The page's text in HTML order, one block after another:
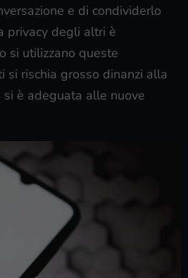
e di condividerlo
privacy degli altri è
si utilizzano queste
si rischia grosso dinanzi alla
è adeguata alle nuove